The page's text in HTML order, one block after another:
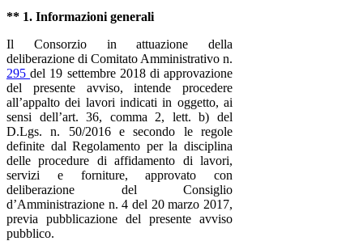
** 1. Informazioni generali
Il Consorzio in attuazione della
deliberazione di Comitato Amministrativo n.
295del 19 settembre 2018 di approvazione
del presente avviso, intende procedere
all’appalto dei lavori indicati in oggetto, ai
sensi dell’art. 36, comma 2, lett. b) del
D.Lgs. n. 50/2016 e secondo le regole
definite dal Regolamento per la disciplina
delle procedure di affidamento di lavori,
servizi e forniture, approvato con
deliberazione del Consiglio
d’Amministrazione n. 4 del 20 marzo 2017,
previa pubblicazione del presente avviso
pubblico.